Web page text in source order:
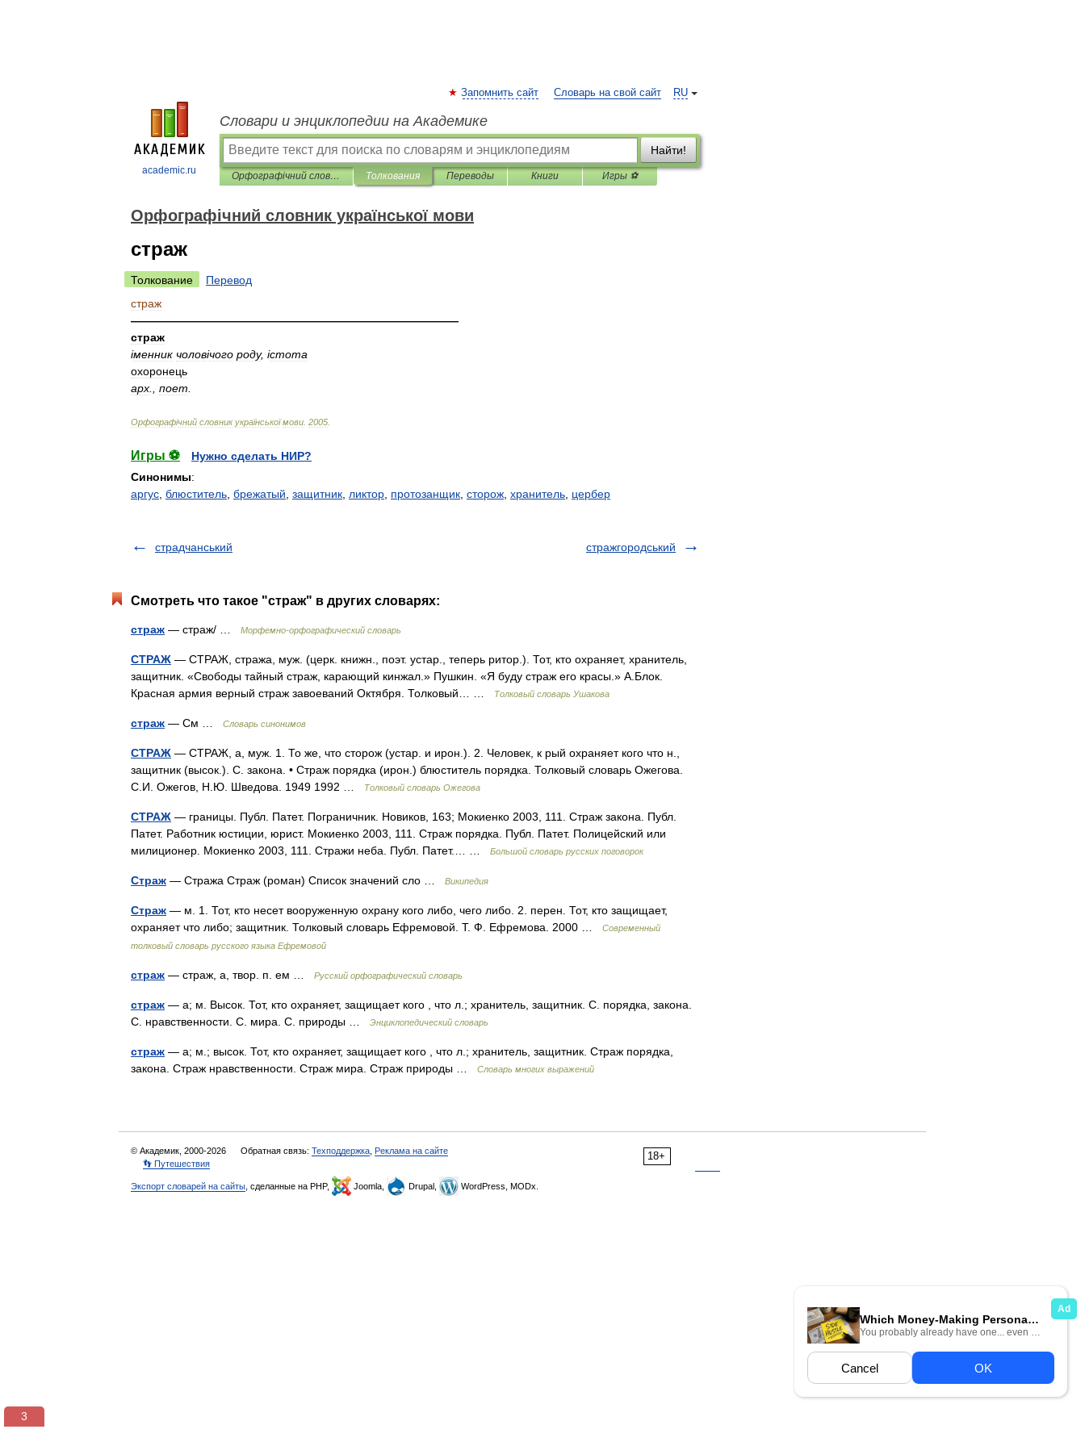
academic.ru
RU
Запомнить сайт Словарь на свой сайт
Словари и энциклопедии на Академике
Найти!
Орфографічний словник української мови Толкования Переводы Книги Игры ⚽
Орфографічний словник української мови
страж
Толкование
Перевод
страж
—————————————————————————————
страж
іменник чоловічого роду, істота
охоронець
арх
поет
Орфографічний словник української мови 2005
Игры ⚽
Нужно сделать НИР?
Синонимы:
аргус блюститель брежатый защитник ликтор протозанщик сторож хранитель цербер
страдчанський стражгородський
Смотреть что такое "страж" в других словарях:
страж — страж/ … Морфемно-орфографический словарь
СТРАЖ — СТРАЖ, стража, муж. (церк. книжн., поэт. устар., теперь ритор.). Тот, кто охраняет, хранитель,
защитник. «Свободы тайный страж, карающий кинжал.» Пушкин. «Я буду страж его красы.» А.Блок.
Красная армия верный страж завоеваний Октября. Толковый… …
Толковый словарь Ушакова
страж — См … Словарь синонимов
СТРАЖ — СТРАЖ, а, муж. 1. То же, что сторож (устар. и ирон.). 2. Человек, к рый охраняет кого что н.,
защитник (высок.). С. закона. • Страж порядка (ирон.) блюститель порядка. Толковый словарь Ожегова.
С.И. Ожегов, Н.Ю. Шведова. 1949 1992 …
Толковый словарь Ожегова
СТРАЖ — границы. Публ. Патет. Пограничник. Новиков, 163; Мокиенко 2003, 111. Страж закона. Публ.
Патет. Работник юстиции, юрист. Мокиенко 2003, 111. Страж порядка. Публ. Патет. Полицейский или
милиционер. Мокиенко 2003, 111. Стражи неба. Публ. Патет.… …
Большой словарь русских поговорок
Страж — Стража Страж (роман) Cписок значений сло … Википедия
Страж — м. 1. Тот, кто несет вооруженную охрану кого либо, чего либо. 2. перен. Тот, кто защищает,
охраняет что либо; защитник. Толковый словарь Ефремовой. Т. Ф. Ефремова. 2000 …
Современный
толковый словарь русского языка Ефремовой
страж — страж, а, твор. п. ем … Русский орфографический словарь
страж — а; м. Высок. Тот, кто охраняет, защищает кого , что л.; хранитель, защитник. С. порядка, закона.
С. нравственности. С. мира. С. природы …
Энциклопедический словарь
страж — а; м.; высок. Тот, кто охраняет, защищает кого , что л.; хранитель, защитник. Страж порядка,
закона. Страж нравственности. Страж мира. Страж природы …
Словарь многих выражений
18+
© Академик, 2000-2026 Обратная связь: Техподдержка Реклама на сайте
👣 Путешествия
Экспорт словарей на сайты , сделанные на PHP, Joomla, Drupal, WordPress, MODx.
3